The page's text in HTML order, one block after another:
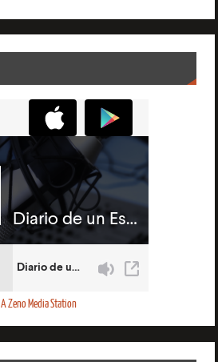
A Zeno Media Station